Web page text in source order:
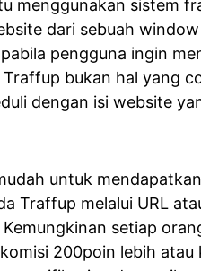
menggunakan sistem
dari sebuah
pengguna ingin
bukan hal yang
dengan isi website
untuk
Traffup melalui URL
setiap
200poin lebih